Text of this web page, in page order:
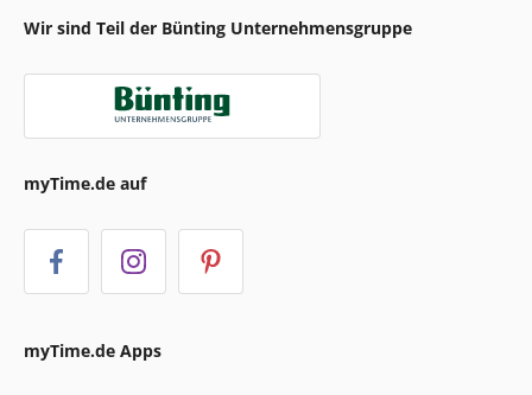
Wir sind Teil der Bünting Unternehmensgruppe
myTime.de auf
myTime.de Apps